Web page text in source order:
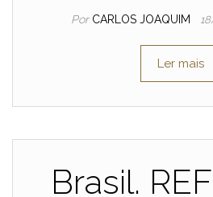
Por CARLOS JOAQUIM
Ler mais
Brasil.